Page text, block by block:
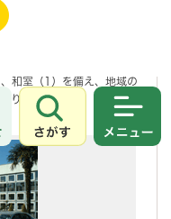
せ
さがす
に生活を営めるよう、教養
和室（1）を備え、地域の
ります。